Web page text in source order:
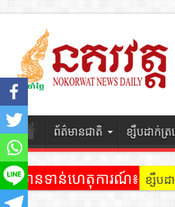
ព័ត៌មានជាតិ ខ្សឹបដាក់ត្
ព័ត៌មានទាន់ហេតុការណ៍៖ ខ្សឹប